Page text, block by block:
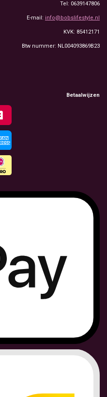
Tel: 0639147806
E-mail: info@bobslifestyle.nl
KVK: 85412171
Btw nummer: NL004093869B23
Betaalwijzen